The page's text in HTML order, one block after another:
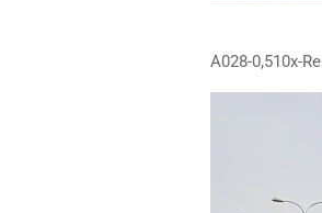
A028-0,510x-Re